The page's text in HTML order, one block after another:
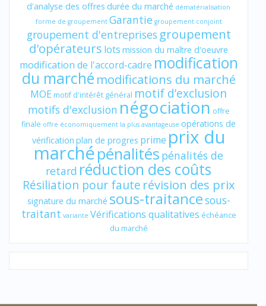
d'analyse des offres durée du marché dématérialisation
forme de groupement Garantie groupement conjoint
groupement d'entreprises groupement
d'opérateurs lots mission du maître d'oeuvre
modification de l'accord-cadre modification
du marché modifications du marché
MOE motif d'intérêt général motif d’exclusion
motifs d'exclusion négociation offre
finale offre économiquement la plus avantageuse opérations de
vérification plan de progres prime prix du
marchépénalités pénalités de
retard réduction des coûts
Résiliation pour faute révision des prix
signature du marché sous-traitancesous-
traitant variante Vérifications qualitatives échéance
du marché